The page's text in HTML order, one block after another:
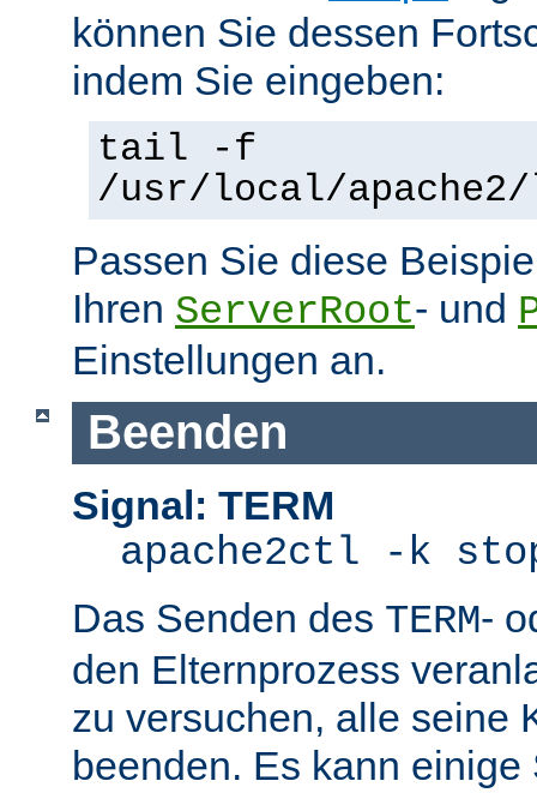
können Sie dessen
indem Sie eingeben:
tail -f
/usr/local/
Passen Sie diese
Ihren ServerRoot- und
Einstellungen an.
Beenden
Signal: TERM
apache2ctl -k
Das Senden des TERM-
den Elternprozess
zu versuchen, alle seine
beenden. Es kann